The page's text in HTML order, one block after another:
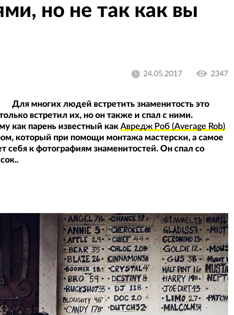
но не так как вы
24.05.2017 2347
Для многих людей встретить знаменитость это
встретил их, но он также и спал с ними.
как парень известный как Авредж Роб (Average Rob)
который при помощи монтажа мастерски, а самое
себя к фотографиям знаменитостей. Он спал со